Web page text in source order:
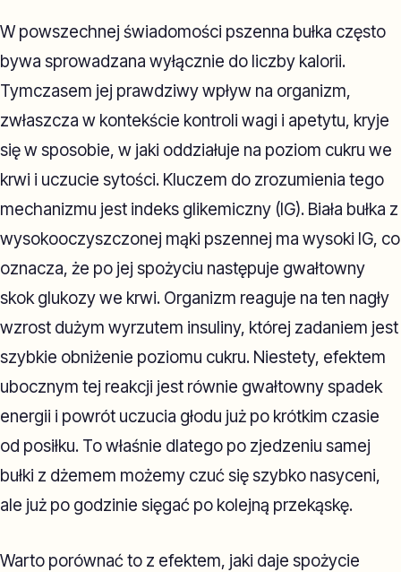
W powszechnej świadomości pszenna bułka często
bywa sprowadzana wyłącznie do liczby kalorii.
Tymczasem jej prawdziwy wpływ na organizm,
zwłaszcza w kontekście kontroli wagi i apetytu, kryje
się w sposobie, w jaki oddziałuje na poziom cukru we
krwi i uczucie sytości. Kluczem do zrozumienia tego
mechanizmu jest indeks glikemiczny (IG). Biała bułka z
wysokooczyszczonej mąki pszennej ma wysoki IG, co
oznacza, że po jej spożyciu następuje gwałtowny
skok glukozy we krwi. Organizm reaguje na ten nagły
wzrost dużym wyrzutem insuliny, której zadaniem jest
szybkie obniżenie poziomu cukru. Niestety, efektem
ubocznym tej reakcji jest równie gwałtowny spadek
energii i powrót uczucia głodu już po krótkim czasie
od posiłku. To właśnie dlatego po zjedzeniu samej
bułki z dżemem możemy czuć się szybko nasyceni,
ale już po godzinie sięgać po kolejną przekąskę.
Warto porównać to z efektem, jaki daje spożycie